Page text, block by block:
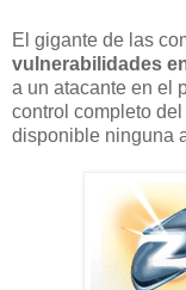
El gigante de las
vulnerabilidades
a un atacante en el
control completo
disponible ninguna